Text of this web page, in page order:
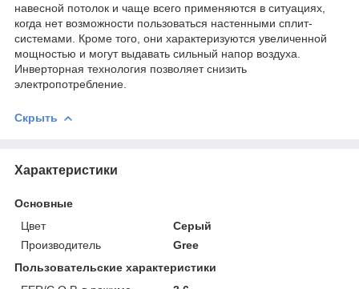
навесной потолок и чаще всего применяются в ситуациях,
когда нет возможности пользоваться настенными сплит-
системами. Кроме того, они характеризуются увеличенной
мощностью и могут выдавать сильный напор воздуха.
Инверторная технология позволяет снизить
электропотребление.
Скрыть
Характеристики
Основные
Цвет
Серый
Производитель
Gree
Пользовательские характеристики